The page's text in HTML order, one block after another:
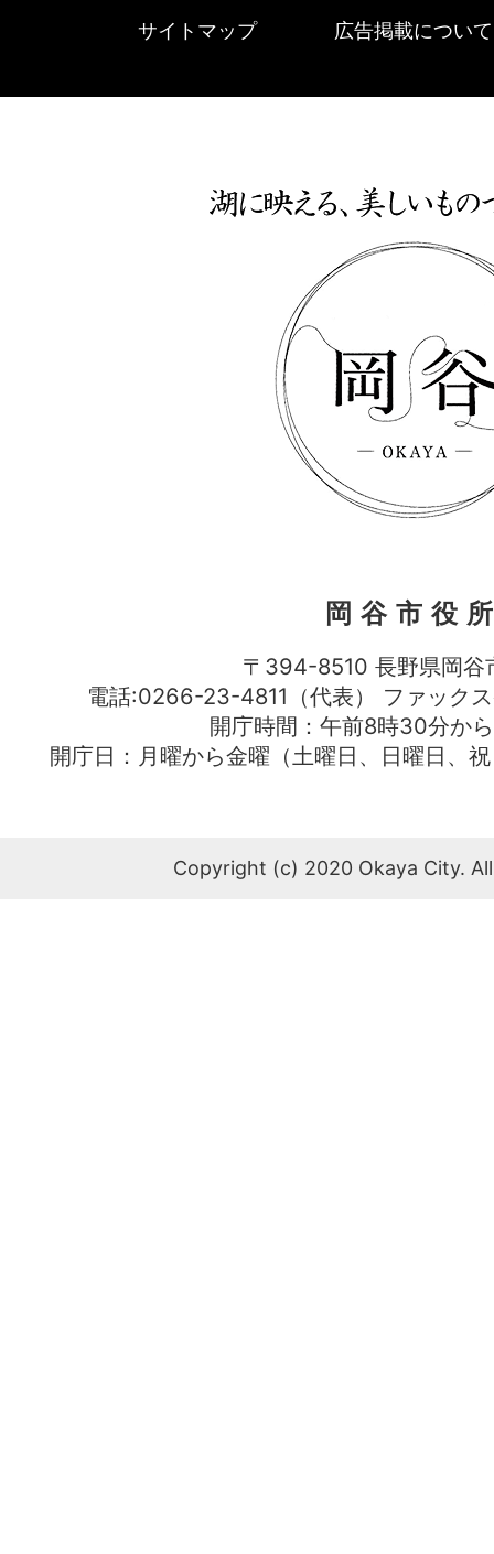
サイトマップ 広告掲載について
岡谷市役
〒394-8510 長野県岡谷
電話:0266-23-4811（代表） ファッ
開庁時間：午前8時30分か
開庁日：月曜から金曜（土曜日、日曜日、
Copyright (c) 2020 Okaya City.